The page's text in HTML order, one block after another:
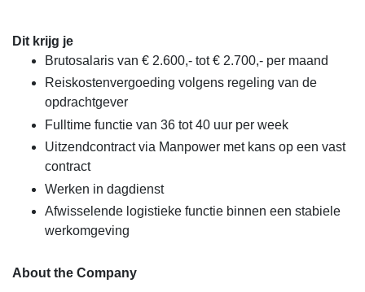
Dit krijg je
Brutosalaris van € 2.600,- tot € 2.700,- per maand
Reiskostenvergoeding volgens regeling van de
opdrachtgever
Fulltime functie van 36 tot 40 uur per week
Uitzendcontract via Manpower met kans op een vast
contract
Werken in dagdienst
Afwisselende logistieke functie binnen een stabiele
werkomgeving
About the Company